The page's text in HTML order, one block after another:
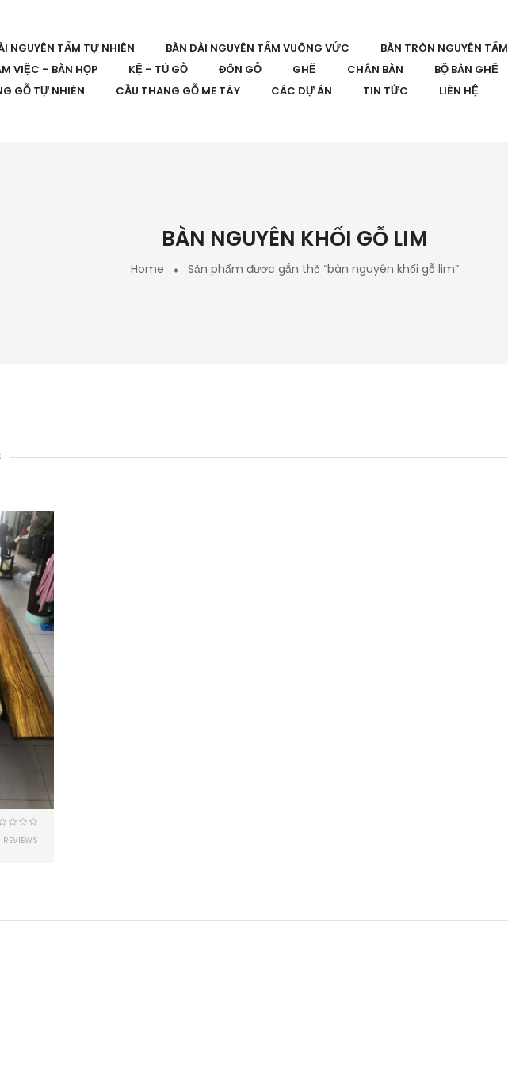
NGUYÊN TẤM TỰ NHIÊN BÀN DÀI NGUYÊN TẤM VUÔNG VỨC
BÀN TRÒN NGUYÊN TẤM
VIỆC – BÀN HỌP
KỆ – TỦ GỖ ĐÔN GỖ GHẾ CHÂN BÀN
BỘ BÀN GHẾ
GỖ TỰ NHIÊN
CẦU THANG GỖ ME TÂY CÁC DỰ ÁN TIN TỨC LIÊN HỆ
BÀN NGUYÊN KHỐI GỖ LIM
Home Sản phẩm được gắn thẻ “bàn nguyên khối gỗ lim”
REVIEWS